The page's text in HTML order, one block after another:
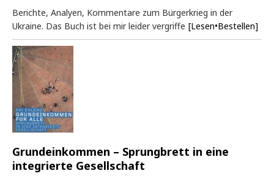
Berichte, Analyen, Kommentare zum Bürgerkrieg in der
Ukraine. Das Buch ist bei mir leider vergriffe [Lesen•Bestellen]
Grundeinkommen – Sprungbrett in eine
integrierte Gesellschaft